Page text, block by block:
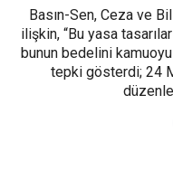
Basın-Sen, Ceza ve
ilişkin, “Bu yasa
bunun bedelini
tepki gösterdi; 24